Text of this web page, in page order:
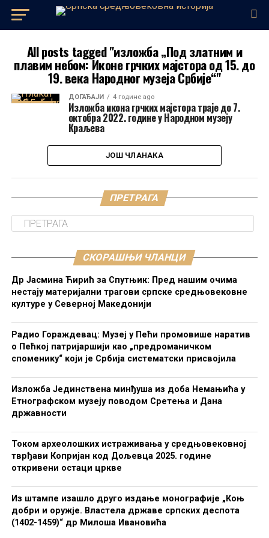
All posts tagged "изложба „Под златним и
плавим небом: Иконе грчких мајстора од 15. до
19. века Народног музеја Србије“"
ДОГАЂАЈИ 4 године ago
Изложба икона грчких мајстора траје до 7.
октобра 2022. године у Народном музеју
Краљева
ЈОШ ЧЛАНАКА
ПРЕТРАГА
СКОРАШЊИ ЧЛАНЦИ
Др Јасмина Ћирић за Спутњик: Пред нашим очима
нестају материјални трагови српске средњовековне
културе у Северној Македонији
Радио Гораждевац: Музеј у Пећи промовише наратив
о Пећкој патријаршији као „предроманичком
споменику“ који је Србија систематски присвојила
Изложба Јединствена минђуша из доба Немањића у
Етнографском музеју поводом Сретења и Дана
државности
Током археолошких истраживања у средњовековној
тврђави Копријан код Дољевца 2025. године
откривени остаци цркве
Из штампе изашло друго издање монографије „Коњ
добри и оружје. Властела државе српских деспота
(1402-1459)“ др Милоша Ивановића